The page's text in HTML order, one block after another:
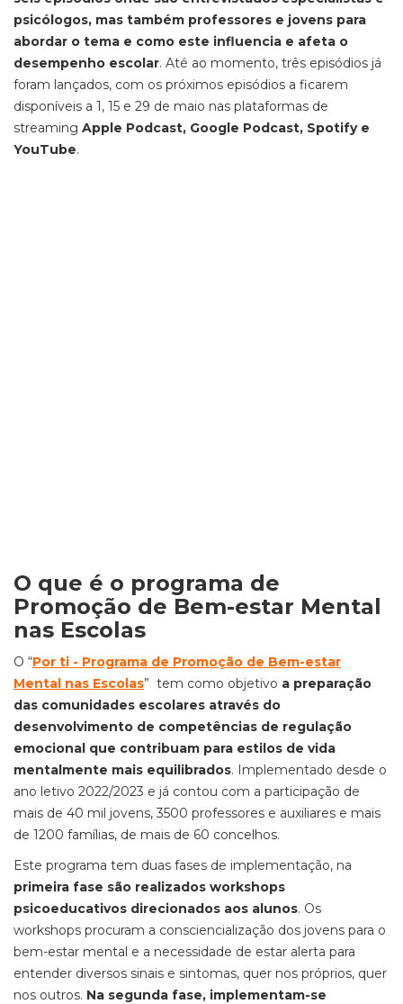
psicólogos, mas também professores e jovens para
abordar o tema e como este influencia e afeta o
desempenho escolar. Até ao momento, três episódios já
foram lançados, com os próximos episódios a ficarem
disponíveis a 1, 15 e 29 de maio nas plataformas de
streaming Apple Podcast, Google Podcast, Spotify e
YouTube.
O que é o programa de
Promoção de Bem-estar Mental
nas Escolas
O “Por ti - Programa de Promoção de Bem-estar
Mental nas Escolas” tem como objetivo a preparação
das comunidades escolares através do
desenvolvimento de competências de regulação
emocional que contribuam para estilos de vida
mentalmente mais equilibrados. Implementado desde o
ano letivo 2022/2023 e já contou com a participação de
mais de 40 mil jovens, 3500 professores e auxiliares e mais
de 1200 famílias, de mais de 60 concelhos.
Este programa tem duas fases de implementação, na
primeira fase são realizados workshops
psicoeducativos direcionados aos alunos. Os
workshops procuram a consciencialização dos jovens para o
bem-estar mental e a necessidade de estar alerta para
entender diversos sinais e sintomas, quer nos próprios, quer
nos outros. Na segunda fase, implementam-se